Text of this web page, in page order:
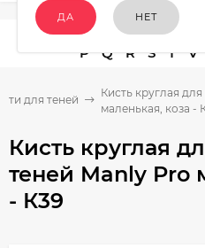
A C D E
P
Q R S T V
для теней
Кисть круглая
маленькая, коза -
Кисть круглая
теней Manly Pro
- К39